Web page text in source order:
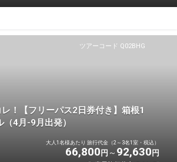
ツアーコード Q02BHG
！【フリーパス2日券付き】箱根1
4月-9月出発）
大人1名様あたり 旅行代金（2～3名1室・税込）
66,800 円 92,630 円